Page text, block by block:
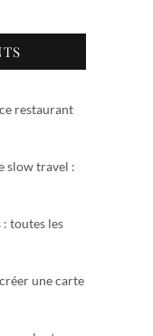
restaurant
slow travel :
toutes les
une carte